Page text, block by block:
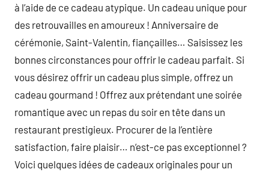
à l’aide de ce cadeau atypique. Un cadeau unique pour
des retrouvailles en amoureux ! Anniversaire de
cérémonie, Saint-Valentin, fiançailles… Saisissez les
bonnes circonstances pour offrir le cadeau parfait. Si
vous désirez offrir un cadeau plus simple, offrez un
cadeau gourmand ! Offrez aux prétendant une soirée
romantique avec un repas du soir en tête dans un
restaurant prestigieux. Procurer de la l’entière
satisfaction, faire plaisir… n’est-ce pas exceptionnel ?
Voici quelques idées de cadeaux originales pour un